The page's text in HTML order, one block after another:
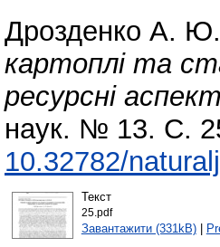
Дрозденко А. Ю.
картоплі та
ресурсні
наук. № 13. С.
10.32782/
Текст
25.pdf
Завантажити (331kB)|